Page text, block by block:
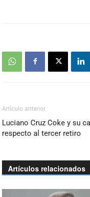
Artículo anterior
Luciano Cruz Coke y su
respecto al tercer retiro
Artículos relacionados